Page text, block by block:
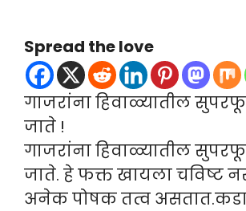
Spread the love
गाजरांना हिवाळ्यातील
जाते !
गाजरांना हिवाळ्यातील
जाते. हे फक्त खायला चविष्ट
अनेक पोषक तत्व